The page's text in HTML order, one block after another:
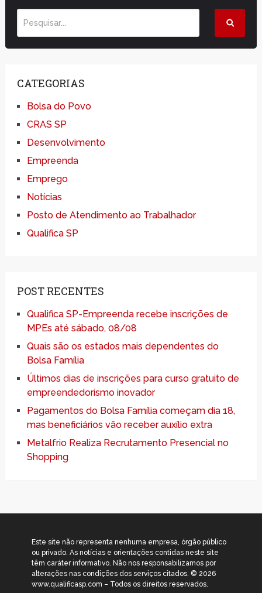
CATEGORIAS
Bolsa do Povo
CRAS SP
Desenvolvimento
Empreenda
Emprego
Notícias
Posto de Atendimento ao Trabalhador
Qualifica SP
POST RECENTES
Qualifica SP-Empreenda recebe inscrições de
MPEs até sábado, 08/08
Quais são os estados mais dependentes do
Bolsa Família
Últimos dias de inscrições para curso gratuito de
empreendedorismo inovador
Pagamentos do Bolsa Família começam dia 18,
mas beneficiários vão receber auxílio extra
Metalfrio Realiza Recrutamento Presencial no
Shopping
Este site não representa nenhuma empresa, órgão público
ou privado. As notícias e orientações contidas neste site
têm caráter informativo. Não nos responsabilizamos por
alterações nas condições dos serviços citados. © 2026
www.qualificasp.com – Todos os direitos reservados.